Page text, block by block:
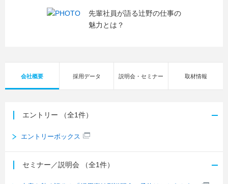
先輩社員が語る辻野の仕事の
魅力とは？
会社概要 採用データ 説明会・セミナー 取材情報
エントリー （全1件）
エントリーボックス
セミナー／説明会 （全1件）